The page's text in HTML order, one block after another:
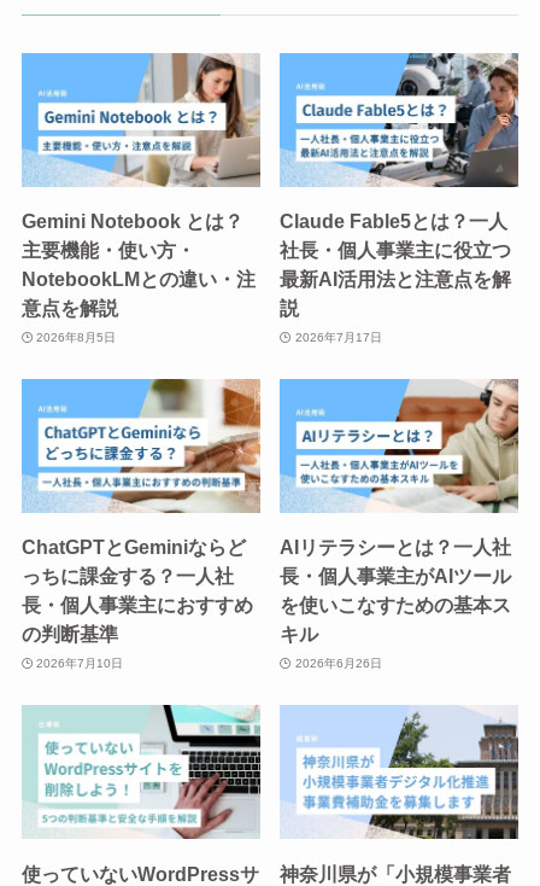
Gemini Notebook とは？
主要機能・使い方・
NotebookLMとの違い・注
意点を解説
2026年8月5日
Claude Fable5とは？一人
社長・個人事業主に役立つ
最新AI活用法と注意点を解
説
2026年7月17日
ChatGPTとGeminiならど
っちに課金する？一人社
長・個人事業主におすすめ
の判断基準
2026年7月10日
AIリテラシーとは？一人社
長・個人事業主がAIツール
を使いこなすための基本ス
キル
2026年6月26日
使っていないWordPressサ
神奈川県が「小規模事業者